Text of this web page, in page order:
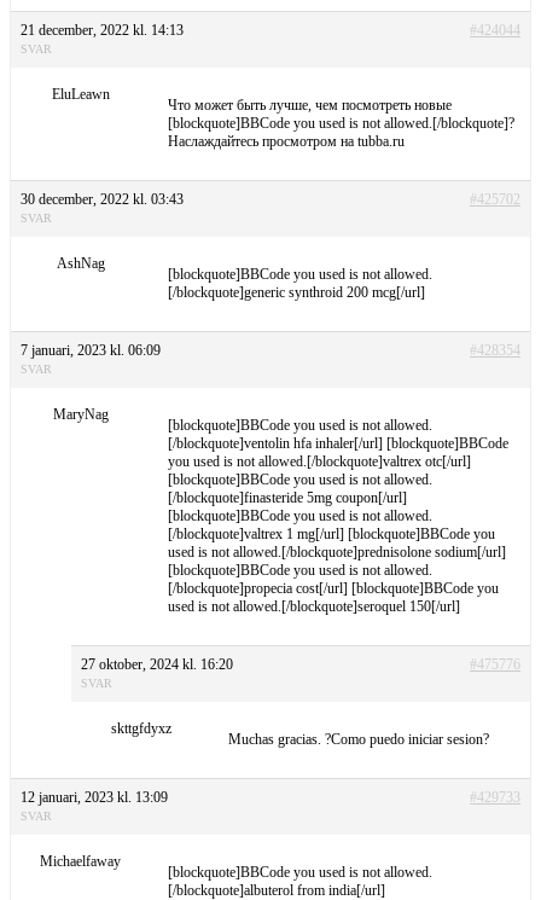
21 december, 2022 kl. 14:13 #424044
SVAR
EluLeawn
Что может быть лучше, чем посмотреть новые
[blockquote]BBCode you used is not allowed.[/blockquote]?
Наслаждайтесь просмотром на tubba.ru
30 december, 2022 kl. 03:43 #425702
SVAR
AshNag
[blockquote]BBCode you used is not allowed.
[/blockquote]generic synthroid 200 mcg[/url]
7 januari, 2023 kl. 06:09 #428354
SVAR
MaryNag
[blockquote]BBCode you used is not allowed.
[/blockquote]ventolin hfa inhaler[/url] [blockquote]BBCode
you used is not allowed.[/blockquote]valtrex otc[/url]
[blockquote]BBCode you used is not allowed.
[/blockquote]finasteride 5mg coupon[/url]
[blockquote]BBCode you used is not allowed.
[/blockquote]valtrex 1 mg[/url] [blockquote]BBCode you
used is not allowed.[/blockquote]prednisolone sodium[/url]
[blockquote]BBCode you used is not allowed.
[/blockquote]propecia cost[/url] [blockquote]BBCode you
used is not allowed.[/blockquote]seroquel 150[/url]
27 oktober, 2024 kl. 16:20 #475776
SVAR
skttgfdyxz
Muchas gracias. ?Como puedo iniciar sesion?
12 januari, 2023 kl. 13:09 #429733
SVAR
Michaelfaway
[blockquote]BBCode you used is not allowed.
[/blockquote]albuterol from india[/url]